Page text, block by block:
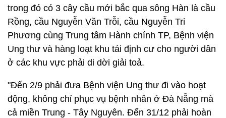
trong đó có 3 cây cầu mới bắc qua sông Hàn là cầu
Rồng, cầu Nguyễn Văn Trỗi, cầu Nguyễn Tri
Phương cùng Trung tâm Hành chính TP, Bệnh viện
Ung thư và hàng loạt khu tái định cư cho người dân
ở các khu vực phải di dời giải toả.
"Đến 2/9 phải đưa Bệnh viện Ung thư đi vào hoạt
động, không chỉ phục vụ bệnh nhân ở Đà Nẵng mà
cả miền Trung - Tây Nguyên. Đến 31/12 phải hoàn